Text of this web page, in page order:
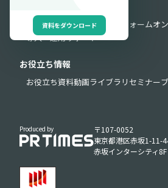
よくある質問お問い合わせフォームオ
導入・運用サポート
お役立ち情報
お役立ち資料動画ライブラリ セミナー
Produced by
〒107-0052
東京都港区赤坂1-11-
赤坂インターシティ8F
資料をダウンロード